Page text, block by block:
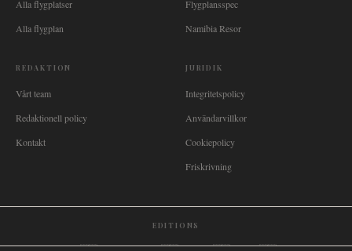
Alla flygplatser
Alla flygplan
Flygplansspec
Namibia Resor
REDAKTION
Vårt team
Redaktionell policy
Kontakt
JURIDIK
Integritetspolicy
Användarvillkor
Cookiepolicy
Friskrivning
EDITIONS
🌐 International🇬🇧 United Kingdom🇦🇺 Australia🇨🇦 Canada🇳🇿 New Zealand